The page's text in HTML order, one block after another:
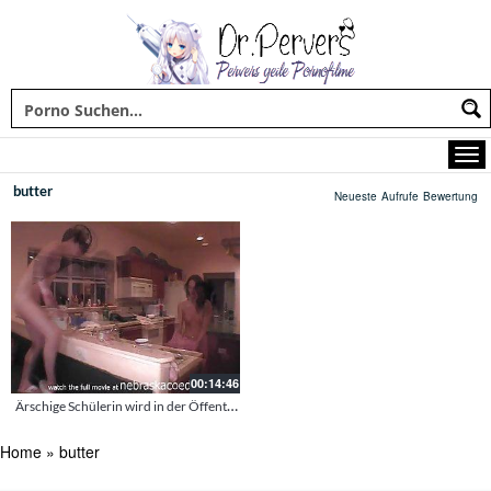
butter Neueste Aufrufe Bewertung
00:14:46
Ärschige Schülerin wird in der Öffentlichkeit geleckt
Home » butter